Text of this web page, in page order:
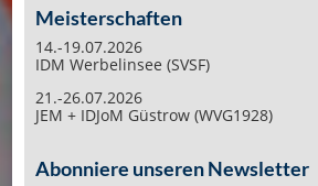
Meisterschaften
14.-19.07.2026
IDM Werbelinsee (SVSF)
21.-26.07.2026
JEM + IDJoM Güstrow (WVG1928)
Abonniere unseren Newsletter